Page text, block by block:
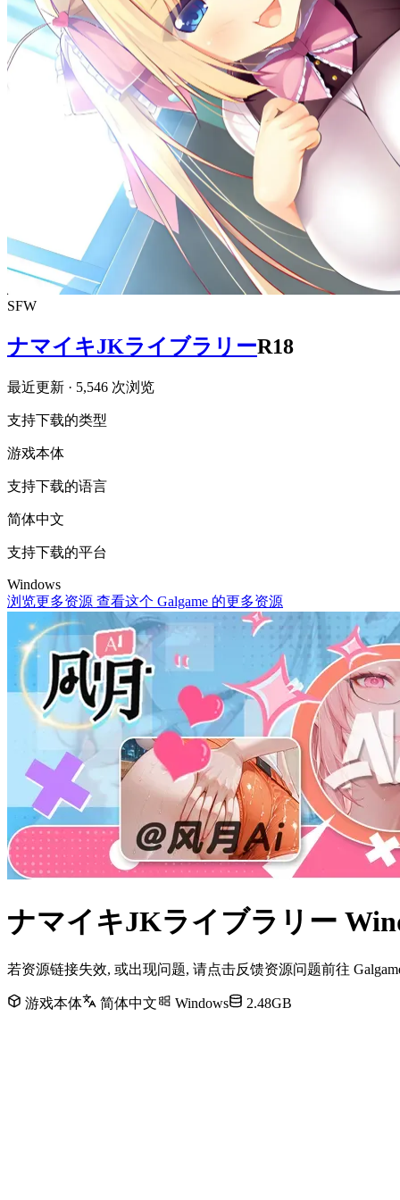
SFW
ナマイキJKライブラリーR18
最近更新 · 5,546 次浏览
支持下载的类型
游戏本体
支持下载的语言
简体中文
支持下载的平台
Windows
浏览更多资源 查看这个 Galgame 的更多资源
ナマイキJKライブラリー
若资源链接失效, 或出现问题, 请点击反馈资源问题前往
游戏本体 简体中文 Windows 2.48GB